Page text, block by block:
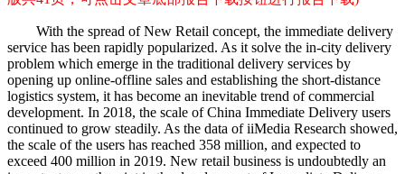
With the spread of New Retail concept, the immediate delivery
service has been rapidly popularized. As it solve the in-city delivery
problem which emerge in the traditional delivery services by
opening up online-offline sales and establishing the short-distance
logistics system, it has become an inevitable trend of commercial
development. In 2018, the scale of China Immediate Delivery users
continued to grow steadily. As the data of iiMedia Research showed,
the scale of the users has reached 358 million, and expected to
exceed 400 million in 2019. New retail business is undoubtedly an